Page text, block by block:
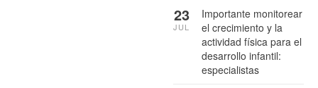
Importante monitorear
el crecimiento y la
actividad física para el
desarrollo infantil:
especialistas
23
JUL